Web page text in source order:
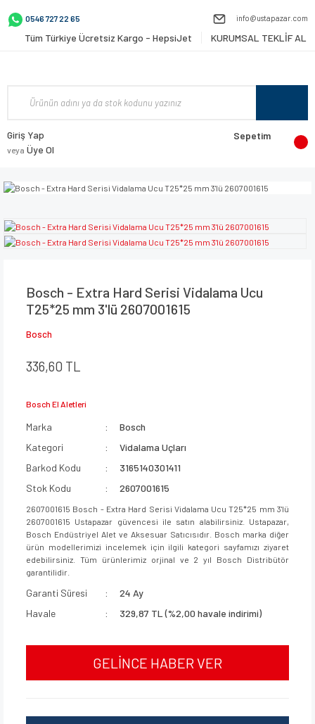
0546 727 22 65 info@ustapazar.com
Tüm Türkiye Ücretsiz Kargo - HepsiJet KURUMSAL TEKLİF AL
Giriş Yap
veya Üye Ol
Sepetim
Bosch - Extra Hard Serisi Vidalama Ucu
T25*25 mm 3'lü 2607001615
Bosch
336,60 TL
Bosch El Aletleri
Marka
Bosch
Kategori
Vidalama Uçları
Barkod Kodu
3165140301411
Stok Kodu
2607001615
2607001615 Bosch - Extra Hard Serisi Vidalama Ucu T25*25 mm 3'lü
2607001615 Ustapazar güvencesi ile satın alabilirsiniz. Ustapazar,
Bosch Endüstriyel Alet ve Aksesuar Satıcısıdır. Bosch marka diğer
ürün modellerimizi incelemek için ilgili kategori sayfamızı ziyaret
edebilirsiniz. Tüm ürünlerimiz orjinal ve 2 yıl Bosch Distribütör
garantilidir.
Garanti Süresi
24 Ay
Havale
329,87 TL (%2,00 havale indirimi)
GELİNCE HABER VER